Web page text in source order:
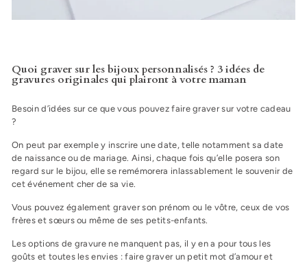
Quoi graver sur les bijoux personnalisés ? 3 idées de
gravures originales qui plairont à votre maman
Besoin d’idées sur ce que vous pouvez faire graver sur votre cadeau
?
On peut par exemple y inscrire une date, telle notamment sa date
de naissance ou de mariage. Ainsi, chaque fois qu’elle posera son
regard sur le bijou, elle se remémorera inlassablement le souvenir de
cet événement cher de sa vie.
Vous pouvez également graver son prénom ou le vôtre, ceux de vos
frères et sœurs ou même de ses petits-enfants.
Les options de gravure ne manquent pas, il y en a pour tous les
goûts et toutes les envies : faire graver un petit mot d’amour et